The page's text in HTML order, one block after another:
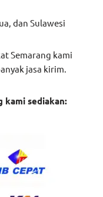
dan Sulawesi
Semarang kami
jasa kirim.
kami sediakan: